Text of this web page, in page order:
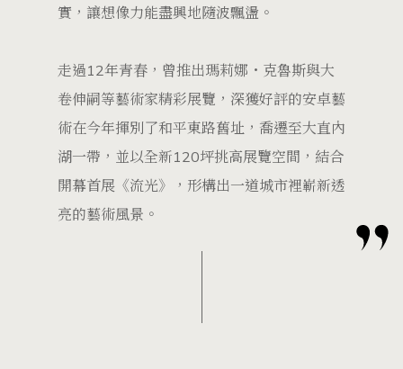
實，讓想像力能盡興地隨波飄盪。
走過12年青春，曾推出瑪莉娜・克魯斯與大
卷伸嗣等藝術家精彩展覽，深獲好評的安卓藝
術在今年揮別了和平東路舊址，喬遷至大直內
湖一帶，並以全新120坪挑高展覽空間，結合
開幕首展《流光》，形構出一道城市裡嶄新透
亮的藝術風景。